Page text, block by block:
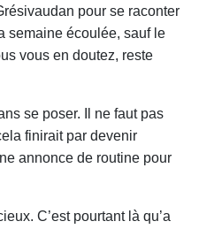
pour se raconter
semaine écoulée, sauf le
vous en doutez, reste
se poser. Il ne faut pas
finirait par devenir
annonce de routine pour
C’est pourtant là qu’a